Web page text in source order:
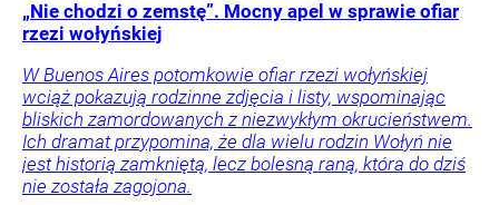
„Nie chodzi o zemstę”. Mocny apel w sprawie ofiar
rzezi wołyńskiej
W Buenos Aires potomkowie ofiar rzezi wołyńskiej
wciąż pokazują rodzinne zdjęcia i listy, wspominając
bliskich zamordowanych z niezwykłym okrucieństwem.
Ich dramat przypomina, że dla wielu rodzin Wołyń nie
jest historią zamkniętą, lecz bolesną raną, która do dziś
nie została zagojona.